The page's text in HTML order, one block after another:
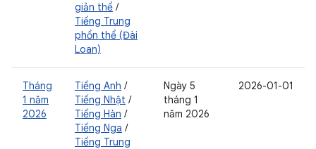
giản thể /
Tiếng Trung
phồn thể (Đài
Loan)
Tháng
1 năm
2026
Tiếng Anh /
Tiếng Nhật /
Tiếng Hàn /
Tiếng Nga /
Tiếng Trung
Ngày 5
tháng 1
năm 2026
2026-01-01